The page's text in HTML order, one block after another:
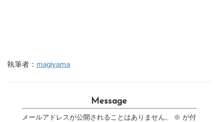
執筆者： magiyama
Message
メールアドレスが公開されることはありません。 ※ が付